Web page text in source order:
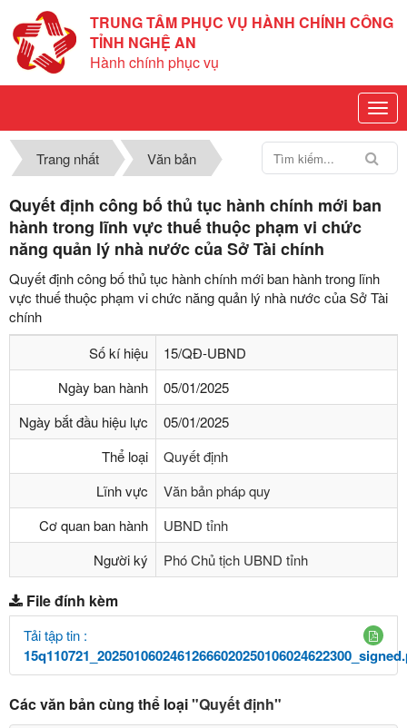
TRUNG TÂM PHỤC VỤ HÀNH CHÍNH CÔNG
TỈNH NGHỆ AN
Hành chính phục vụ
Trang nhất Văn bản
Quyết định công bố thủ tục hành chính mới ban
hành trong lĩnh vực thuế thuộc phạm vi chức
năng quản lý nhà nước của Sở Tài chính
Quyết định công bố thủ tục hành chính mới ban hành trong lĩnh
vực thuế thuộc phạm vi chức năng quản lý nhà nước của Sở Tài
chính
Số kí hiệu
15/QĐ-UBND
Ngày ban hành
05/01/2025
Ngày bắt đầu hiệu lực
05/01/2025
Thể loại
Quyết định
Lĩnh vực
Văn bản pháp quy
Cơ quan ban hành
UBND tỉnh
Người ký
Phó Chủ tịch UBND tỉnh
File đính kèm
Tải tập tin :
Các văn bản cùng thể loại"Quyết định"